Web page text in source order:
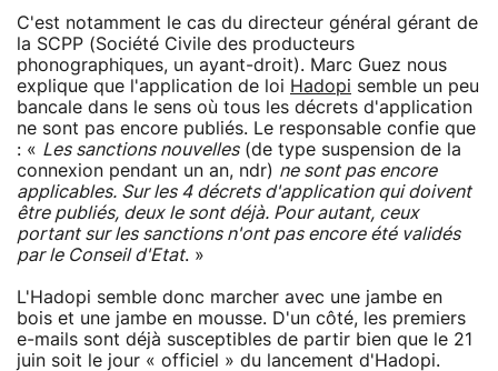
C'est notamment le cas du directeur général gérant de
la SCPP (Société Civile des producteurs
phonographiques, un ayant-droit). Marc Guez nous
explique que l'application de loi Hadopi semble un peu
bancale dans le sens où tous les décrets d'application
ne sont pas encore publiés. Le responsable confie que
: « Les sanctions nouvelles(de type suspension de la
connexion pendant un an, ndr) ne sont pas encore
applicables. Sur les 4 décrets d'application qui doivent
être publiés, deux le sont déjà. Pour autant, ceux
portant sur les sanctions n'ont pas encore été validés
par le Conseil d'Etat. »
L'Hadopi semble donc marcher avec une jambe en
bois et une jambe en mousse. D'un côté, les premiers
e-mails sont déjà susceptibles de partir bien que le 21
juin soit le jour « officiel » du lancement d'Hadopi.